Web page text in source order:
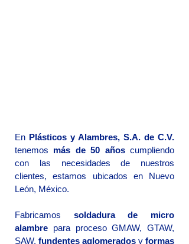
En Plásticos y Alambres, S.A. de C.V.
tenemos más de 50 añoscumpliendo
con las necesidades de nuestros
clientes, estamos ubicados en Nuevo
León, México.
Fabricamos soldadura de micro
alambre para proceso GMAW, GTAW,
SAW, fundentes aglomerados y formas